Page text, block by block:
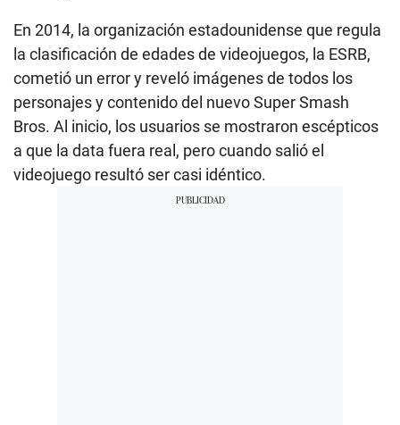
En 2014, la organización estadounidense que regula
la clasificación de edades de videojuegos, la ESRB,
cometió un error y reveló imágenes de todos los
personajes y contenido del nuevo Super Smash
Bros. Al inicio, los usuarios se mostraron escépticos
a que la data fuera real, pero cuando salió el
videojuego resultó ser casi idéntico.